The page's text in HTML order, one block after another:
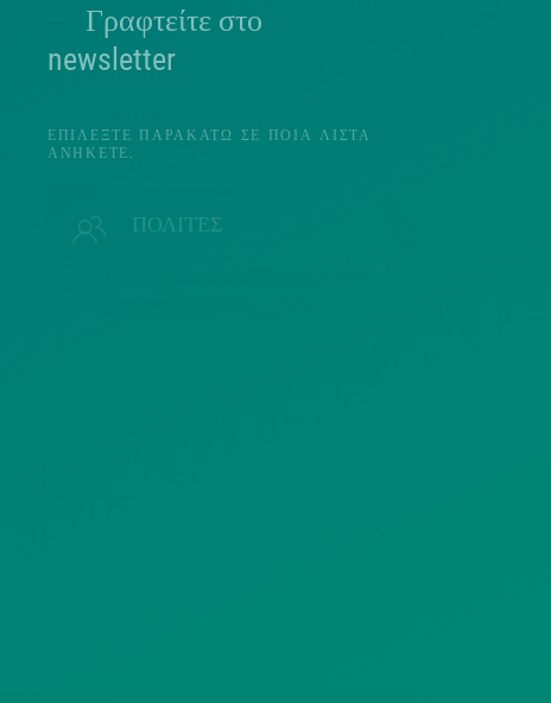
Γραφτείτε στο
newsletter
ΕΠΙΛΈΞΤΕ ΠΑΡΑΚΆΤΩ ΣΕ ΠΟΙΑ ΛΊΣΤΑ
ΑΝΉΚΕΤΕ.
ΠΟΛΙΤΕΣ